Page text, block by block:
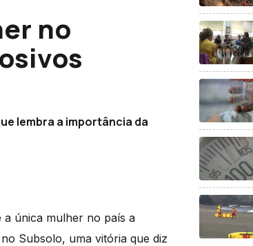
no
lembra a importância da
a única mulher no país a
Subsolo, uma vitória que diz